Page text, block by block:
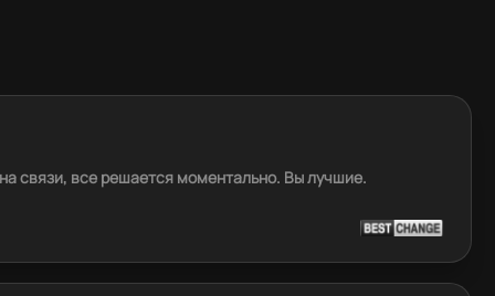
связи, все решается моментально. Вы лучшие.